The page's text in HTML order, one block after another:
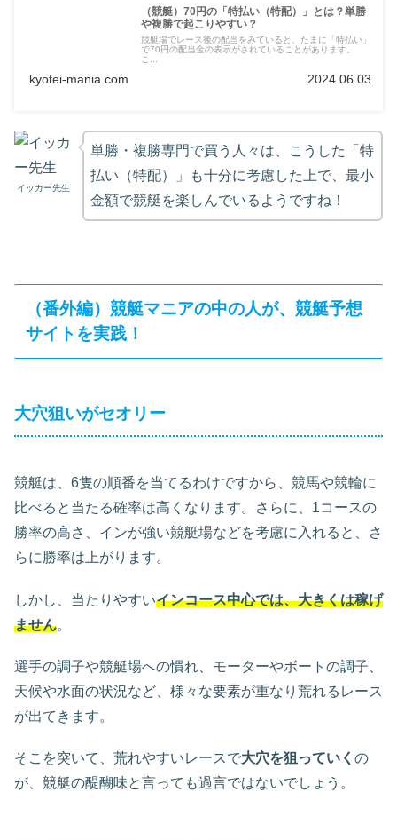
（競艇）70円の「特払い（特配）」とは？単勝
や複勝で起こりやすい？
競艇場でレース後の配当をみていると、たまに「特払い」
で70円の配当金の表示がされていることがあります。
こ...
kyotei-mania.com 2024.06.03
イッカー先生
単勝・複勝専門で買う人々は、こうした「特
払い（特配）」も十分に考慮した上で、最小
金額で競艇を楽しんでいるようですね！
（番外編）競艇マニアの中の人が、競艇予想
サイトを実践！
大穴狙いがセオリー
競艇は、6隻の順番を当てるわけですから、競馬や競輪に
比べると当たる確率は高くなります。さらに、1コースの
勝率の高さ、インが強い競艇場などを考慮に入れると、さ
らに勝率は上がります。
しかし、当たりやすいインコース中心では、大きくは稼げ
ません。
選手の調子や競艇場への慣れ、モーターやボートの調子、
天候や水面の状況など、様々な要素が重なり荒れるレース
が出てきます。
そこを突いて、荒れやすいレースで大穴を狙っていく の
が、競艇の醍醐味と言っても過言ではないでしょう。